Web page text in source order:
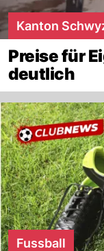
Kanton
Preise für
deutlich
Fussball